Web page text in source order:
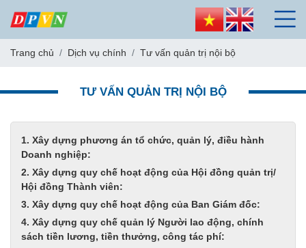
Trang chủ Dịch vụ chính Tư vấn quản trị nội bộ
TƯ VẤN QUẢN TRỊ NỘI BỘ
1. Xây dựng phương án tổ chức, quản lý, điều hành
Doanh nghiệp:
2. Xây dựng quy chế hoạt động của Hội đồng quản trị/
Hội đồng Thành viên:
3. Xây dựng quy chế hoạt động của Ban Giám đốc:
4. Xây dựng quy chế quản lý Người lao động, chính
sách tiền lương, tiền thưởng, công tác phí: